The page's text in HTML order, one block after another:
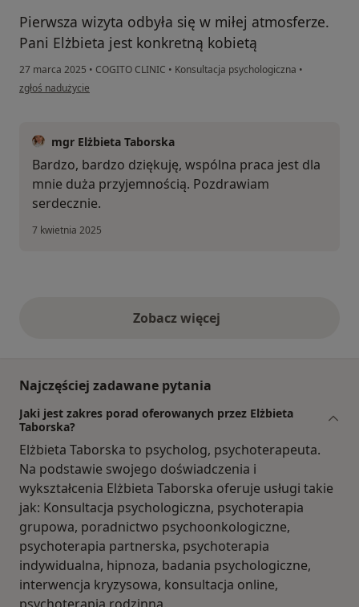
Pierwsza wizyta odbyła się w miłej atmosferze.
Pani Elżbieta jest konkretną kobietą
27 marca 2025 • COGITO CLINIC • Konsultacja psychologiczna •
w opinii użytkownika Beata
zgłoś nadużycie
mgr Elżbieta Taborska
Bardzo, bardzo dziękuję, wspólna praca jest dla
mnie duża przyjemnością. Pozdrawiam
serdecznie.
7 kwietnia 2025
Zobacz więcejopinie powyżej
Najczęściej zadawane pytania
Jaki jest zakres porad oferowanych przez Elżbieta
Taborska?
Elżbieta Taborska to psycholog, psychoterapeuta.
Na podstawie swojego doświadczenia i
wykształcenia Elżbieta Taborska oferuje usługi takie
jak: Konsultacja psychologiczna, psychoterapia
grupowa, poradnictwo psychoonkologiczne,
psychoterapia partnerska, psychoterapia
indywidualna, hipnoza, badania psychologiczne,
interwencja kryzysowa, konsultacja online,
psychoterapia rodzinna.